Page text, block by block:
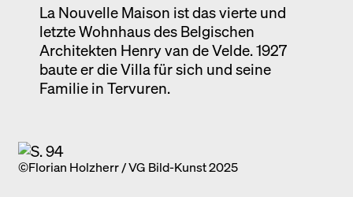
Venedig
Termine
La Nouvelle Maison ist das vierte und
letzte Wohnhaus des Belgischen
Architekten Henry van de Velde. 1927
baute er die Villa für sich und seine
Familie in Tervuren.
©Florian Holzherr / VG Bild-Kunst 2025